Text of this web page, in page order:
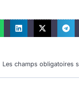
Les champs obligatoires